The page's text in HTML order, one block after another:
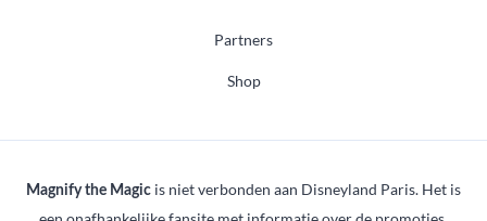
Partners
Shop
Magnify the Magic is niet verbonden aan Disneyland Paris. Het is